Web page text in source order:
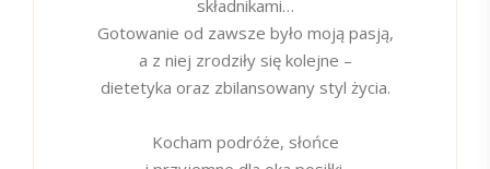
składnikami…
Gotowanie od zawsze było moją pasją,
a z niej zrodziły się kolejne –
dietetyka oraz zbilansowany styl życia.
Kocham podróże, słońce